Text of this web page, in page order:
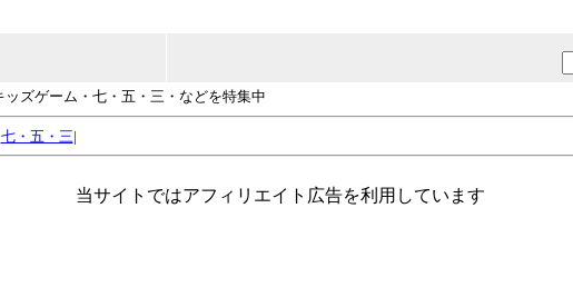
ズゲーム・七・五・三・などを特集中
七・五・三|
当サイトではアフィリエイト広告を利用しています